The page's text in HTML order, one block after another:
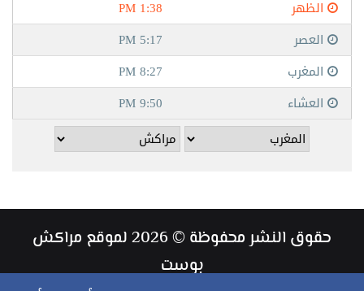
حقوق النشر محفوظة © 2026 لموقع مراكش
بوست